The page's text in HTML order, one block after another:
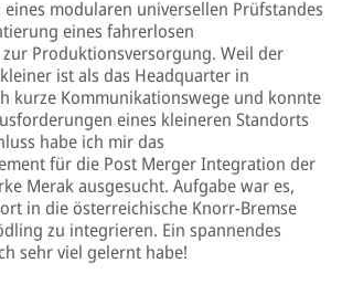
modularen universellen Prüfstandes
eines fahrerlosen
Produktionsversorgung. Weil der
ist als das Headquarter in
kurze Kommunikationswege und konnte
eines kleineren Standorts
habe ich mir das
für die Post Merger Integration der
Merak ausgesucht. Aufgabe war es,
in die österreichische Knorr-Bremse
zu integrieren. Ein spannendes
sehr viel gelernt habe!